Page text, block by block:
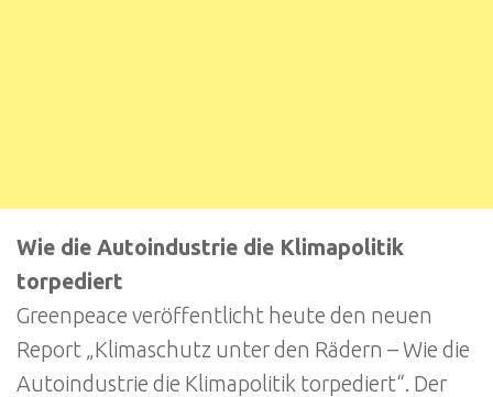
Wie die Autoindustrie die Klimapolitik
torpediert
Greenpeace veröffentlicht heute den neuen
Report „Klimaschutz unter den Rädern – Wie die
Autoindustrie die Klimapolitik torpediert“. Der